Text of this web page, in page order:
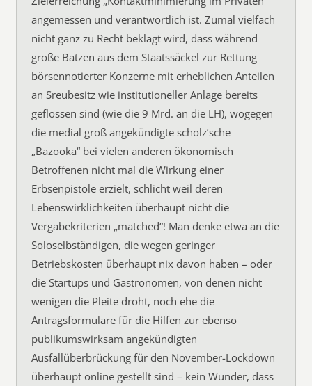
angemessen und verantwortlich ist. Zumal vielfach
nicht ganz zu Recht beklagt wird, dass während
große Batzen aus dem Staatssäckel zur Rettung
börsennotierter Konzerne mit erheblichen Anteilen
an Sreubesitz wie institutioneller Anlage bereits
geflossen sind (wie die 9 Mrd. an die LH), wogegen
die medial groß angekündigte scholz’sche
„Bazooka“ bei vielen anderen ökonomisch
Betroffenen nicht mal die Wirkung einer
Erbsenpistole erzielt, schlicht weil deren
Lebenswirklichkeiten überhaupt nicht die
Vergabekriterien „matched“! Man denke etwa an die
Soloselbständigen, die wegen geringer
Betriebskosten überhaupt nix davon haben – oder
die Startups und Gastronomen, von denen nicht
wenigen die Pleite droht, noch ehe die
Antragsformulare für die Hilfen zur ebenso
publikumswirksam angekündigten
Ausfallüberbrückung für den November-Lockdown
überhaupt online gestellt sind – kein Wunder, dass